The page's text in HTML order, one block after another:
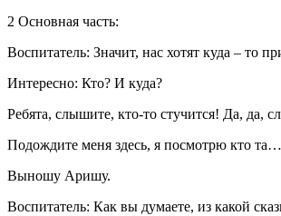
2 Основная часть:
Воспитатель: Значит, нас хотят куда – то
Интересно: Кто? И куда?
Ребята, слышите, кто-то стучится! Да, да,
Подождите меня здесь, я посмотрю кто та…
Выношу Аришу.
Воспитатель: Как вы думаете, из какой